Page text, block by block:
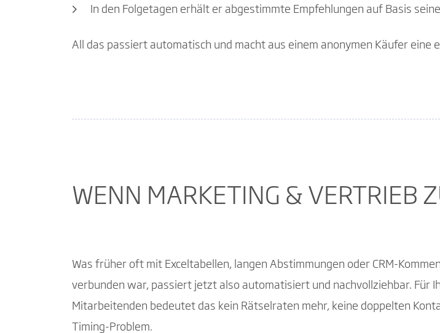
In den Folgetagen erhält er abgestimmte Empfehlungen auf Basis
All das passiert automatisch und macht aus einem anonymen Käufer eine
WENN MARKETING & VERTRIEB
Was früher oft mit Exceltabellen, langen Abstimmungen oder CRM-
verbunden war, passiert jetzt also automatisiert und nachvollziehbar. Für
Mitarbeitenden bedeutet das kein Rätselraten mehr, keine doppelten
Timing-Problem.